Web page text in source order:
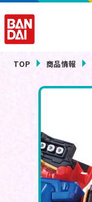
TOP 商品情報